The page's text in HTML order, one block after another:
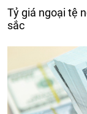
Tỷ giá ngoại tệ
sắc